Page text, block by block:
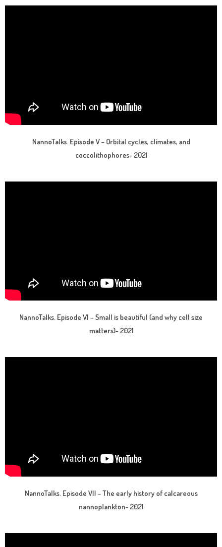
NannoTalks. Episode V – Orbital cycles, climates, and
coccolithophores- 2021
NannoTalks. Episode VI – Small is beautiful (and why cell size
matters)- 2021
NannoTalks. Episode VII – The early history of calcareous
nannoplankton- 2021